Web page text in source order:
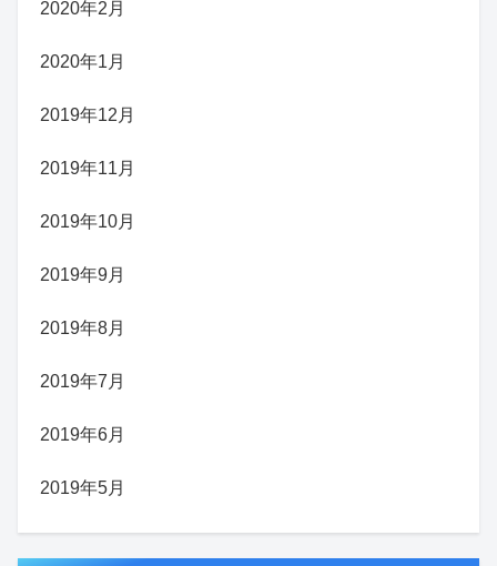
2020年2月
2020年1月
2019年12月
2019年11月
2019年10月
2019年9月
2019年8月
2019年7月
2019年6月
2019年5月